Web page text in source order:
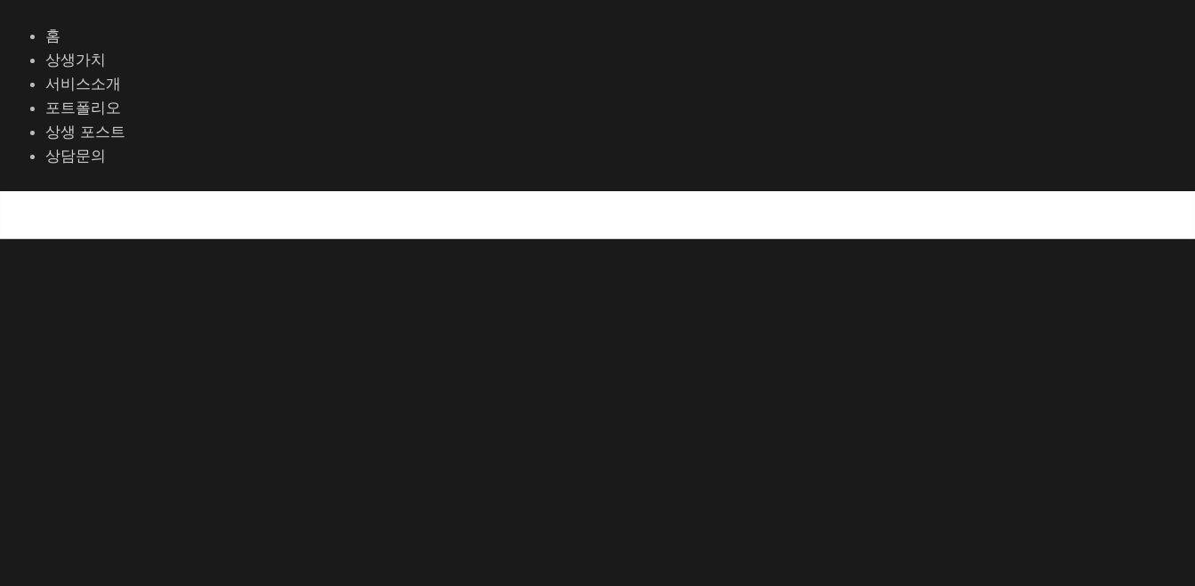
홈
상생가치
서비스소개
포트폴리오
상생 포스트
상담문의
트
탐
색